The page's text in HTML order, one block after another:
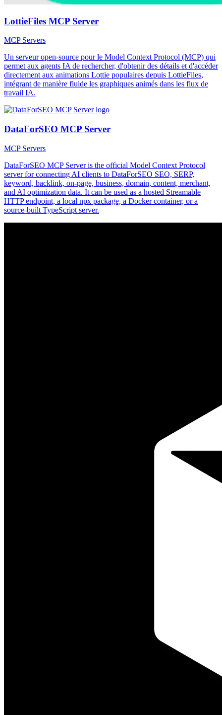
LottieFiles MCP Server
MCP Servers
Un serveur open-source pour le Model Context Protocol (MCP) qui
permet aux agents IA de rechercher, d'obtenir des détails et d'accéder
directement aux animations Lottie populaires depuis LottieFiles,
intégrant de manière fluide les graphiques animés dans les flux de
travail IA.
DataForSEO MCP Server
MCP Servers
DataForSEO MCP Server is the official Model Context Protocol
server for connecting AI clients to DataForSEO SEO, SERP,
keyword, backlink, on-page, business, domain, content, merchant,
and AI optimization data. It can be used as a hosted Streamable
HTTP endpoint, a local npx package, a Docker container, or a
source-built TypeScript server.